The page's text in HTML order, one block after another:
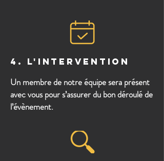
4. L'INTERVENTION
Un membre de notre équipe sera présent
avec vous pour s’assurer du bon déroulé de
l’évènement.